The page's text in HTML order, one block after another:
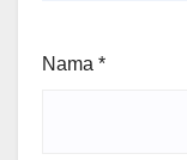
Nama *